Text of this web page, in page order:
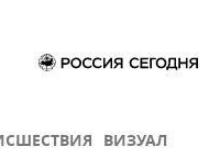
ВИЗУАЛ